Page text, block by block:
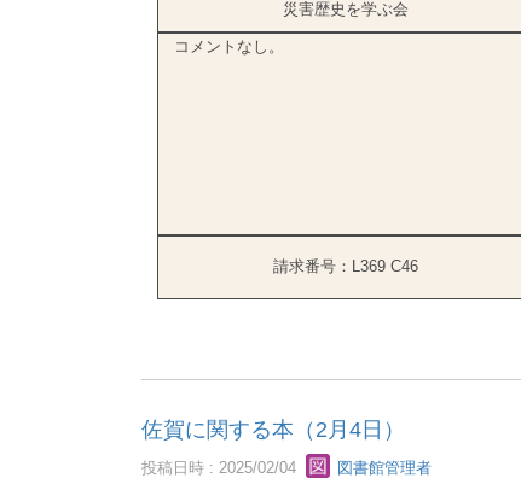
災害歴史を学ぶ会
コメントなし。
請求番号：L369 C46
佐賀に関する本（2月4日）
投稿日時 : 2025/02/04 図書館管理者